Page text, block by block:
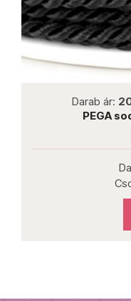
Csomag ár:941 Ft
fekete 2,8 mm